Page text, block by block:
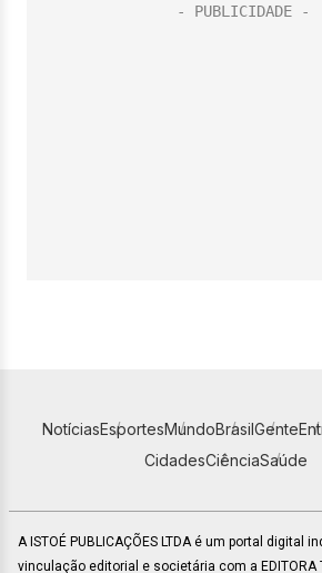
NotíciasEsportesMundoBrasilGente
CidadesCiênciaSaúde
A ISTOÉ PUBLICAÇÕES LTDA é um portal digital
vinculação editorial e societária com a EDITORA